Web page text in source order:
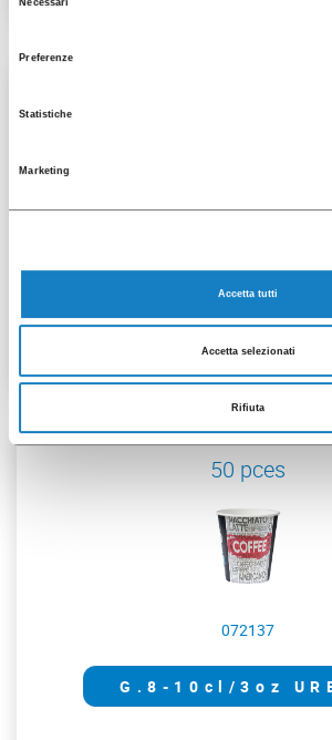
Preferenze
Statistiche
Marketing
Accetta tutti
Accetta selezionati
Rifiuta
50 pces
072137
G.8-10cl/3oz